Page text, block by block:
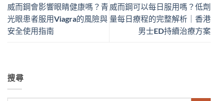
威而鋼會影響眼睛健康嗎？青
光眼患者服用Viagra的風險與
安全使用指南
威而鋼可以每日服用嗎？低劑
量每日療程的完整解析｜香港
男士ED持續治療方案
搜尋